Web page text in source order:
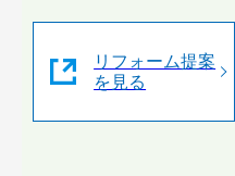
リフォーム提案
を見る